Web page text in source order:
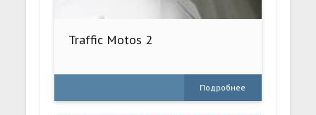
Traffic Motos 2
Подробнее